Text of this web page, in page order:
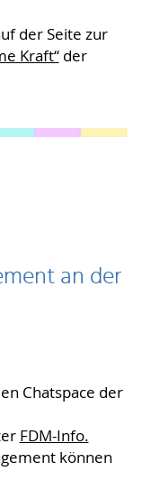
der Seite zur
Kraft“der
an der
Chatspace der
FDM-Info.
können